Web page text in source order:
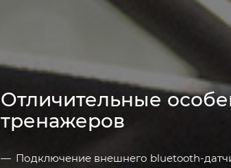
Отличительные
тренажеров
Подключение внешнего bluetooth-